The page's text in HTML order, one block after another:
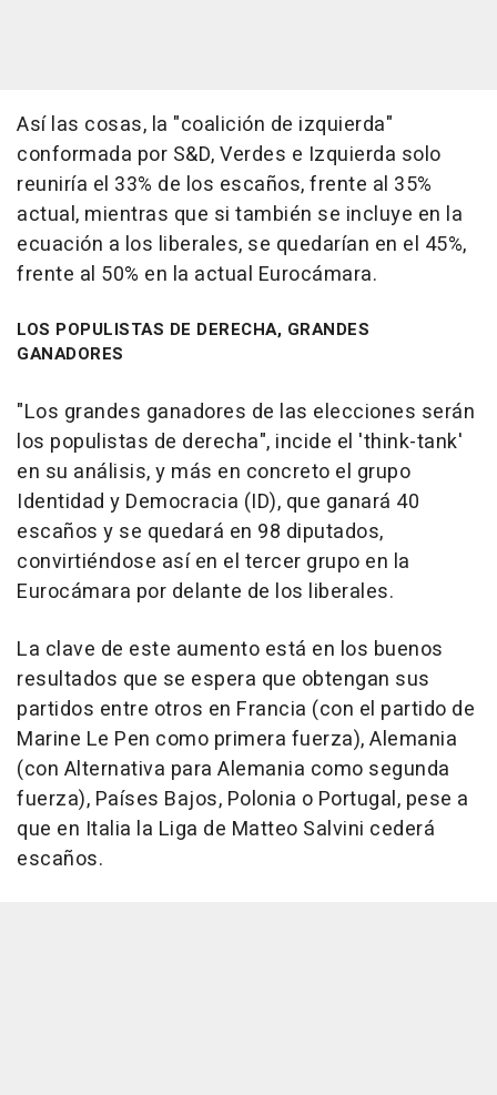
Así las cosas, la "coalición de izquierda"
conformada por S&D, Verdes e Izquierda solo
reuniría el 33% de los escaños, frente al 35%
actual, mientras que si también se incluye en la
ecuación a los liberales, se quedarían en el 45%,
frente al 50% en la actual Eurocámara.
LOS POPULISTAS DE DERECHA, GRANDES
GANADORES
"Los grandes ganadores de las elecciones serán
los populistas de derecha", incide el 'think-tank'
en su análisis, y más en concreto el grupo
Identidad y Democracia (ID), que ganará 40
escaños y se quedará en 98 diputados,
convirtiéndose así en el tercer grupo en la
Eurocámara por delante de los liberales.
La clave de este aumento está en los buenos
resultados que se espera que obtengan sus
partidos entre otros en Francia (con el partido de
Marine Le Pen como primera fuerza), Alemania
(con Alternativa para Alemania como segunda
fuerza), Países Bajos, Polonia o Portugal, pese a
que en Italia la Liga de Matteo Salvini cederá
escaños.